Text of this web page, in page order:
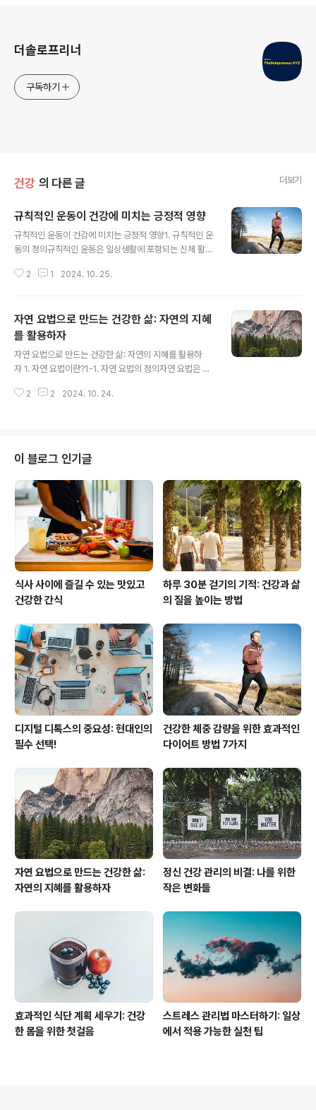
더솔로프리너
구독하기
건강 의 다른 글 더보기
규칙적인 운동이 건강에 미치는 긍정적 영향
규칙적인 운동이 건강에 미치는 긍정적 영향1. 규칙적인 운
동의 정의규칙적인 운동은 일상생활에 포함되는 신체 활동
되는 활동을 의미합니다. 일주일에 최소 150분의 중강도
력 운동, 유연성 운동, 균형 운동으로 나눌 수 있습니다. 유
산소 운동은 심장을 강화하고 체지방을 감소시키는 데 도
움을 주며, 근력 운동은 근육을 발달시키고 뼈를 튼튼하게
만듭니다. 유연성 운동은 관절의 가동 범위를 증가시켜 부
줄여줍니다. 1-2. 운동의 빈도와 지속 시간운동의 효과를
2 1 2024. 10. 25.
자연 요법으로 만드는 건강한 삶: 자연의 지혜
를 활용하자
자연 요법으로 만드는 건강한 삶: 자연의 지혜를 활용하
자 1. 자연 요법이란?1-1. 자연 요법의 정의자연 요법은 자
질병을 예방하거나 치료하는 방법을 말합니다. 화학 물질
은 약초로 건강을 돌보셨고, 그로 인해 자연 요법의 중요성
을 어릴 적부터 느낄 수 있었습니다. 1-2. 자연 요법의 역사
자연 요법은 인류의 역사만큼이나 오래된 방법입니다. 고
대 문명에서는 식물과 자연 요소를 이용하여 치료를 시도
했습니다. 예를 들어, 고대 이집트에서는 여러 가지 허브와
식물 추출물을 이용해 질병을 치..
2 2 2024. 10. 24.
이 블로그 인기글
식사 사이에 즐길 수 있는 맛있고
건강한 간식
하루 30분 걷기의 기적: 건강과 삶
의 질을 높이는 방법
디지털 디톡스의 중요성: 현대인의
필수 선택!
건강한 체중 감량을 위한 효과적인
다이어트 방법 7가지
자연 요법으로 만드는 건강한 삶:
자연의 지혜를 활용하자
정신 건강 관리의 비결: 나를 위한
작은 변화들
효과적인 식단 계획 세우기: 건강
한 몸을 위한 첫걸음
스트레스 관리법 마스터하기: 일상
에서 적용 가능한 실천 팁